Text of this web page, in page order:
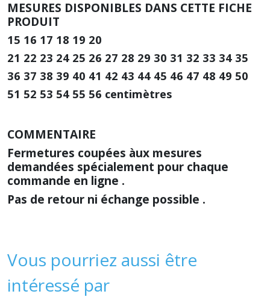
MESURES DISPONIBLES DANS CETTE FICHE
PRODUIT
15 16 17 18 19 20
21 22 23 24 25 26 27 28 29 30 31 32 33 34 35
36 37 38 39 40 41 42 43 44 45 46 47 48 49 50
51 52 53 54 55 56 centimètres
COMMENTAIRE
Fermetures coupées àux mesures
demandées spécialement pour chaque
commande en ligne .
Pas de retour ni échange possible .
Vous pourriez aussi être
intéressé par